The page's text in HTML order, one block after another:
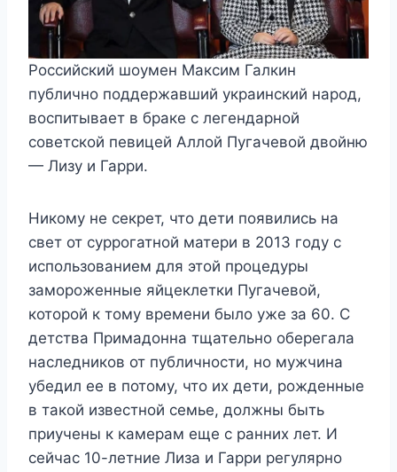
Российский шоумен Максим Галкин
публично поддержавший украинский народ,
воспитывает в браке с легендарной
советской певицей Аллой Пугачевой двойню
— Лизу и Гарри.
Никому не секрет, что дети появились на
свет от суррогатной матери в 2013 году с
использованием для этой процедуры
замороженные яйцеклетки Пугачевой,
которой к тому времени было уже за 60. С
детства Примадонна тщательно оберегала
наследников от публичности, но мужчина
убедил ее в потому, что их дети, рожденные
в такой известной семье, должны быть
приучены к камерам еще с ранних лет. И
сейчас 10-летние Лиза и Гарри регулярно